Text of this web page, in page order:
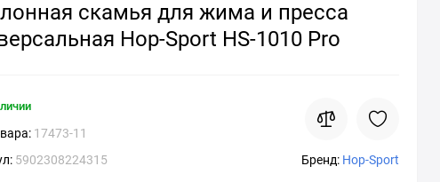
скамья для жима и пресса
Hop-Sport HS-1010 Pro
17473-11
5902308224315 Бренд: Hop-Sport